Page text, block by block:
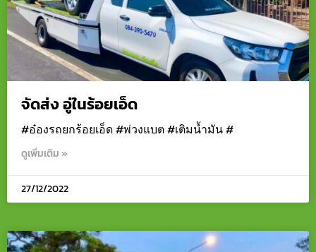
จัดส่ง อู่ในร้อยเอ็ด
#อ๋องรถยกร้อยเอ็ด #พ่วงแบต #เติมน้ำมัน #
ดูเพิ่มเติม »
27/12/2022